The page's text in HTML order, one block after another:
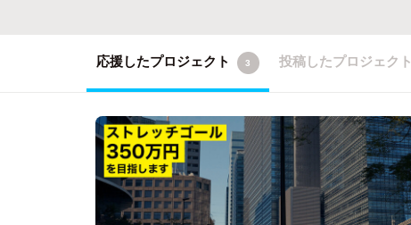
応援したプロジェクト 3 投稿したプロジェクト